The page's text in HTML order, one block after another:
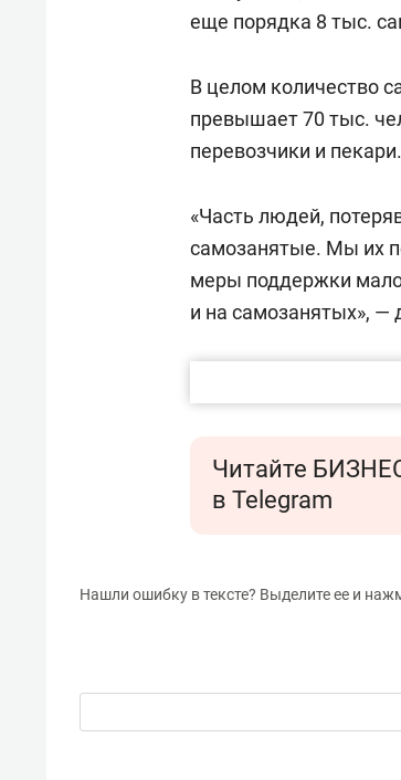
еще порядка 8 тыс.
В целом количество
превышает 70 тыс.
перевозчики и пекари.
«Часть людей,
самозанятые. Мы их
меры поддержки
и на самозанятых», —
Читайте
в Telegram
Нашли ошибку в тексте? Выделите ее и